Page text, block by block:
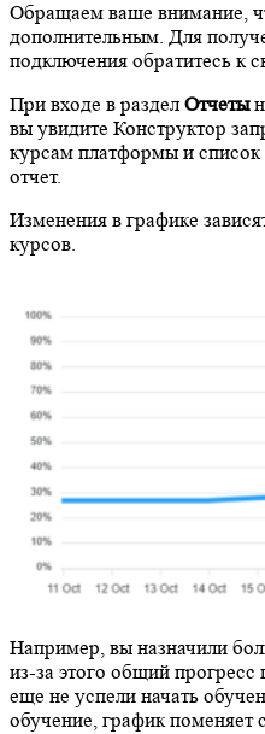
Обращаем ваше внимание,
дополнительным. Для
подключения обратитесь к
При входе в разделОтчеты
вы увидите Конструктор
курсам платформы и
отчет.
Изменения в графике
курсов.
Например, вы назначили
из-за этого общий прогресс
еще не успели начать
обучение, график поменяет